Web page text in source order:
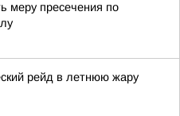
меру пресечения по
рейд в летнюю жару